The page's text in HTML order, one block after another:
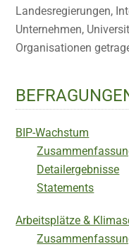
Landesregierungen,
Unternehmen,
Organisationen
BIP-Wachstum
Detailergebnisse
Statements
Arbeitsplätze &